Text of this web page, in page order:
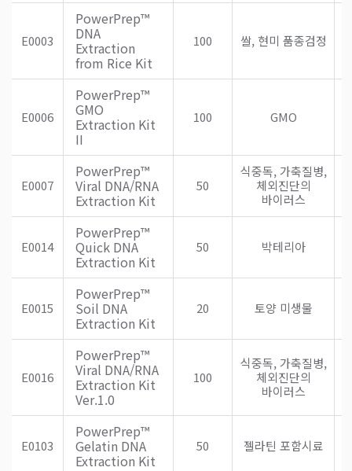
E0003
PowerPrep™
DNA
Extraction
from Rice Kit
100 쌀, 현미 품종검정
E0006
PowerPrep™
GMO
Extraction Kit
II
100 GMO
E0007
PowerPrep™
Viral DNA/RNA
Extraction Kit
50
식중독, 가축질병,
체외진단의
바이러스
E0014
PowerPrep™
Quick DNA
Extraction Kit
50 박테리아
E0015
PowerPrep™
Soil DNA
Extraction Kit
20 토양 미생물
E0016
PowerPrep™
Viral DNA/RNA
Extraction Kit
Ver.1.0
100
식중독, 가축질병,
체외진단의
바이러스
E0103
PowerPrep™
Gelatin DNA
Extraction Kit
50 젤라틴 포함시료